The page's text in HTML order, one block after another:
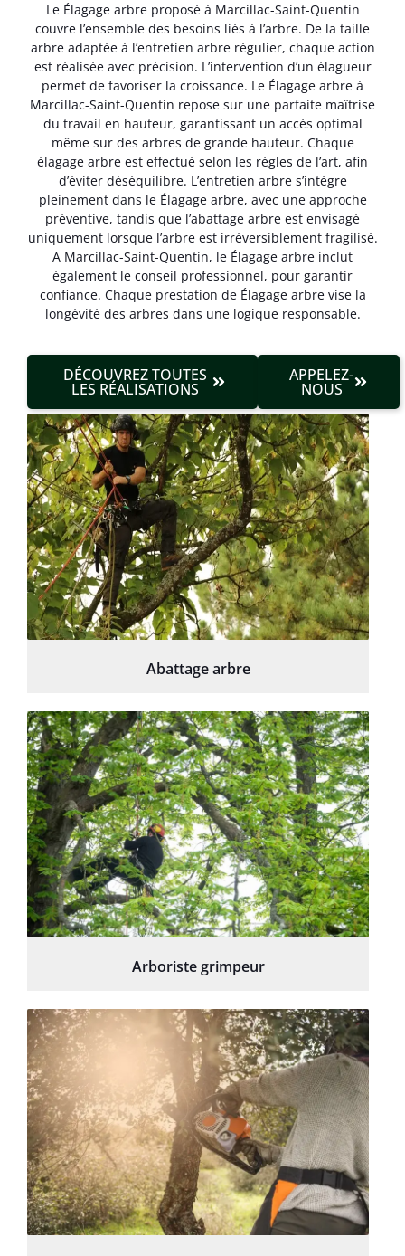
Le Élagage arbre proposé à Marcillac-Saint-Quentin
couvre l’ensemble des besoins liés à l’arbre. De la taille
arbre adaptée à l’entretien arbre régulier, chaque action
est réalisée avec précision. L’intervention d’un élagueur
permet de favoriser la croissance. Le Élagage arbre à
Marcillac-Saint-Quentin repose sur une parfaite maîtrise
du travail en hauteur, garantissant un accès optimal
même sur des arbres de grande hauteur. Chaque
élagage arbre est effectué selon les règles de l’art, afin
d’éviter déséquilibre. L’entretien arbre s’intègre
pleinement dans le Élagage arbre, avec une approche
préventive, tandis que l’abattage arbre est envisagé
uniquement lorsque l’arbre est irréversible­ment fragilisé.
A Marcillac-Saint-Quentin, le Élagage arbre inclut
également le conseil professionnel, pour garantir
confiance. Chaque prestation de Élagage arbre vise la
longévité des arbres dans une logique responsable.
DÉCOUVREZ TOUTES
LES RÉALISATIONS
APPELEZ-
NOUS
Abattage arbre
Arboriste grimpeur